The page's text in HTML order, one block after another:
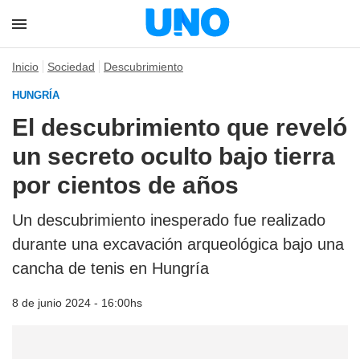
Inicio Sociedad Descubrimiento
HUNGRÍA
El descubrimiento que reveló
un secreto oculto bajo tierra
por cientos de años
Un descubrimiento inesperado fue realizado
durante una excavación arqueológica bajo una
cancha de tenis en Hungría
8 de junio 2024 - 16:00hs